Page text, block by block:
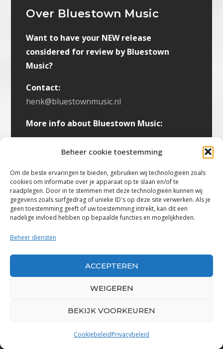
Beheer cookie toestemming
Om de beste ervaringen te bieden, gebruiken wij technologieën zoals
cookies om informatie over je apparaat op te slaan en/of te
raadplegen. Door in te stemmen met deze technologieën kunnen wij
gegevens zoals surfgedrag of unieke ID's op deze site verwerken. Als je
geen toestemming geeft of uw toestemming intrekt, kan dit een
nadelige invloed hebben op bepaalde functies en mogelijkheden.
Beheer diensten
ACCEPTEREN
WEIGEREN
BEKIJK VOORKEUREN
CookiebeleidPrivacybeleid
Over Bluestown Music
Want to have your NEW release
considered for review by Bluestown
Music?
Contact:
henk@bluestownmusic.nl
More info about Bluestown Music:
Bluestown Music